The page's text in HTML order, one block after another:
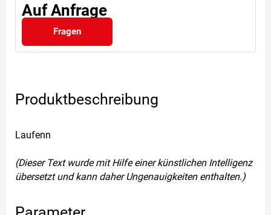
Auf Anfrage
Fragen
Produktbeschreibung
Laufenn
(Dieser Text wurde mit Hilfe einer künstlichen Intelligenz
übersetzt und kann daher Ungenauigkeiten enthalten.)